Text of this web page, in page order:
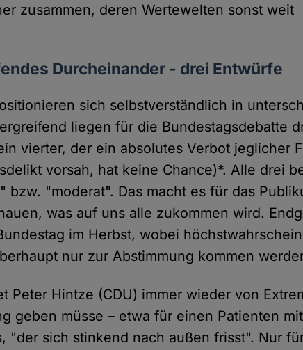
zusammen, deren Wertewelten sonst weit
Durcheinander - drei Entwürfe
sich selbstverständlich in
liegen für die Bundestagsdebatte
vierter, der ein absolutes Verbot jeglicher
vorsah, hat keine Chance)*. Alle drei
bzw. "moderat". Das macht es für das
was auf uns alle zukommen wird.
im Herbst, wobei
nur zur Abstimmung kommen
Peter Hintze (CDU) immer wieder von
geben müsse – etwa für einen Patienten mit
"der sich stinkend nach außen frisst". Nur